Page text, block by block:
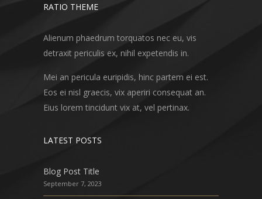
RATIO THEME
Alienum phaedrum torquatos nec eu, vis
detraxit periculis ex, nihil expetendis in.
Mei an pericula euripidis, hinc partem ei est.
Eos ei nisl graecis, vix aperiri consequat an.
Eius lorem tincidunt vix at, vel pertinax.
LATEST POSTS
Blog Post Title
September 7, 2023